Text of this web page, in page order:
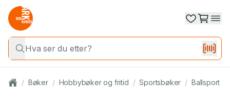
/ Bøker / Hobbybøker og fritid / Sportsbøker / Ballsport /